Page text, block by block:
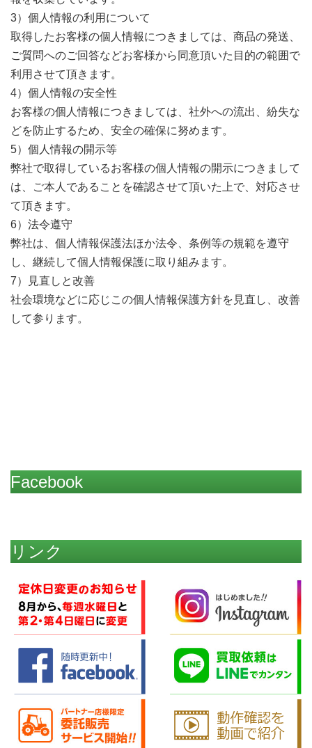
3）個人情報の利用について
取得したお客様の個人情報につきましては、商品の発送、
ご質問へのご回答などお客様から同意頂いた目的の範囲で
利用させて頂きます。
4）個人情報の安全性
お客様の個人情報につきましては、社外への流出、紛失な
どを防止するため、安全の確保に努めます。
5）個人情報の開示等
弊社で取得しているお客様の個人情報の開示につきまして
は、ご本人であることを確認させて頂いた上で、対応させ
て頂きます。
6）法令遵守
弊社は、個人情報保護法ほか法令、条例等の規範を遵守
し、継続して個人情報保護に取り組みます。
7）見直しと改善
社会環境などに応じこの個人情報保護方針を見直し、改善
して参ります。
Facebook
リンク